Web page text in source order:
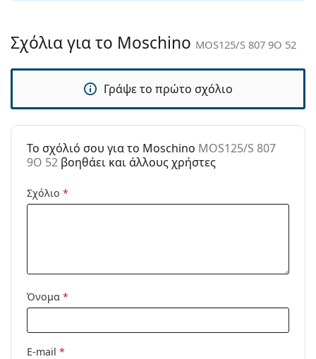
Πανί
καθαρισμού:
Ναι
Τύπος:
Γυναικεία
Μάρκα:
Moschino
MOS125/S 807 9O 52
Σχόλια για το Moschino MOS125/S 807 9O 52
Γράψε το πρώτο σχόλιο
To σχόλιό σου για το Moschino MOS125/S 807
9O 52 βοηθάει και άλλους χρήστες
Σχόλιο *
Όνομα *
E-mail *